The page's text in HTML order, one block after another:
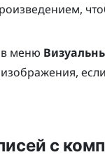
в меню
с